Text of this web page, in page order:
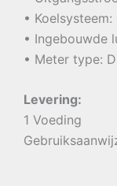
•
• Ingebouwde
• Meter type:
Levering:
1 Voeding